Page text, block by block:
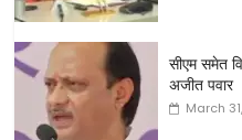
सीएम समेत
अजीत पवार
March